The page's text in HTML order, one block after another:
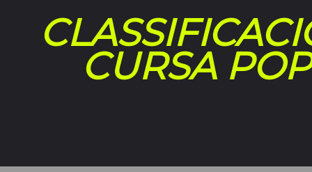
CURSA